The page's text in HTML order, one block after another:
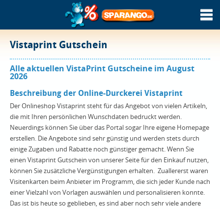
Vistaprint Gutschein
Alle aktuellen VistaPrint Gutscheine im August
2026
Beschreibung der Online-Durckerei Vistaprint
Der Onlineshop Vistaprint steht für das Angebot von vielen Artikeln,
die mit Ihren persönlichen Wunschdaten bedruckt werden.
Neuerdings können Sie über das Portal sogar Ihre eigene Homepage
erstellen. Die Angebote sind sehr günstig und werden stets durch
einige Zugaben und Rabatte noch günstiger gemacht. Wenn Sie
einen Vistaprint Gutschein von unserer Seite für den Einkauf nutzen,
können Sie zusätzliche Vergünstigungen erhalten. Zuallererst waren
Visitenkarten beim Anbieter im Programm, die sich jeder Kunde nach
einer Vielzahl von Vorlagen auswählen und personalisieren konnte.
Das ist bis heute so geblieben, es sind aber noch sehr viele andere